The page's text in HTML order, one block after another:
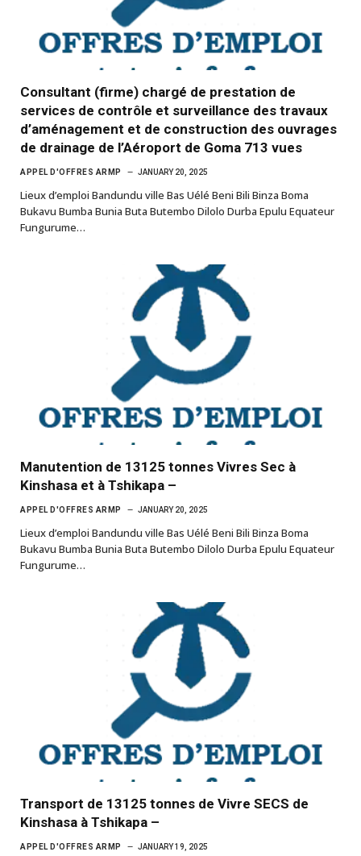
Consultant (firme) chargé de prestation de
services de contrôle et surveillance des travaux
d’aménagement et de construction des ouvrages
de drainage de l’Aéroport de Goma 713 vues
APPEL D'OFFRES ARMP JANUARY 20, 2025
Lieux d’emploi Bandundu ville Bas Uélé Beni Bili Binza Boma
Bukavu Bumba Bunia Buta Butembo Dilolo Durba Epulu Equateur
Fungurume…
Manutention de 13125 tonnes Vivres Sec à
Kinshasa et à Tshikapa –
APPEL D'OFFRES ARMP JANUARY 20, 2025
Lieux d’emploi Bandundu ville Bas Uélé Beni Bili Binza Boma
Bukavu Bumba Bunia Buta Butembo Dilolo Durba Epulu Equateur
Fungurume…
Transport de 13125 tonnes de Vivre SECS de
Kinshasa à Tshikapa –
APPEL D'OFFRES ARMP JANUARY 19, 2025